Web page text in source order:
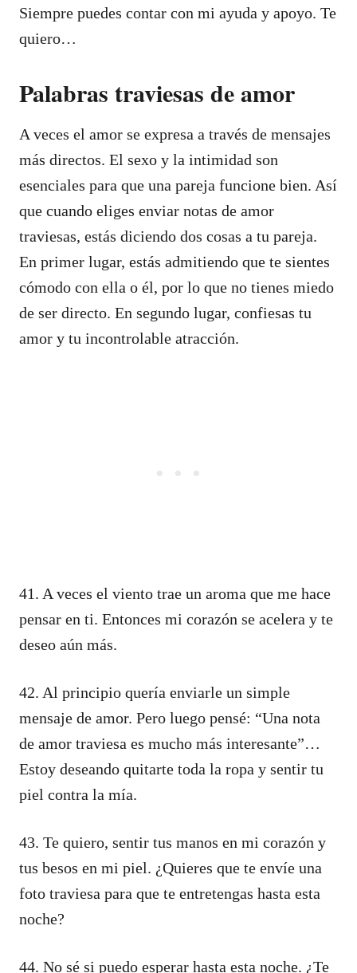
Siempre puedes contar con mi ayuda y apoyo. Te
quiero…
Palabras traviesas de amor
A veces el amor se expresa a través de mensajes
más directos. El sexo y la intimidad son
esenciales para que una pareja funcione bien. Así
que cuando eliges enviar notas de amor
traviesas, estás diciendo dos cosas a tu pareja.
En primer lugar, estás admitiendo que te sientes
cómodo con ella o él, por lo que no tienes miedo
de ser directo. En segundo lugar, confiesas tu
amor y tu incontrolable atracción.
41. A veces el viento trae un aroma que me hace
pensar en ti. Entonces mi corazón se acelera y te
deseo aún más.
42. Al principio quería enviarle un simple
mensaje de amor. Pero luego pensé: “Una nota
de amor traviesa es mucho más interesante”…
Estoy deseando quitarte toda la ropa y sentir tu
piel contra la mía.
43. Te quiero, sentir tus manos en mi corazón y
tus besos en mi piel. ¿Quieres que te envíe una
foto traviesa para que te entretengas hasta esta
noche?
44. No sé si puedo esperar hasta esta noche. ¿Te